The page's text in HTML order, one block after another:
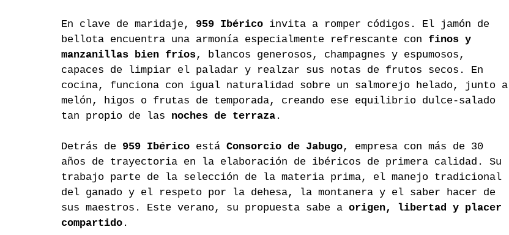
En clave de maridaje, 959 Ibérico invita a romper códigos. El jamón de
bellota encuentra una armonía especialmente refrescante con finos y
manzanillas bien fríos, blancos generosos, champagnes y espumosos,
capaces de limpiar el paladar y realzar sus notas de frutos secos. En
cocina, funciona con igual naturalidad sobre un salmorejo helado, junto a
melón, higos o frutas de temporada, creando ese equilibrio dulce-salado
tan propio de las noches de terraza .
Detrás de 959 Ibérico está Consorcio de Jabugo, empresa con más de 30
años de trayectoria en la elaboración de ibéricos de primera calidad. Su
trabajo parte de la selección de la materia prima, el manejo tradicional
del ganado y el respeto por la dehesa, la montanera y el saber hacer de
sus maestros. Este verano, su propuesta sabe a origen, libertad y placer
compartido .